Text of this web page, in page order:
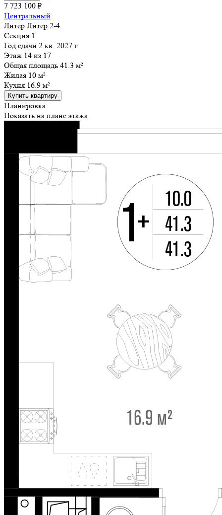
7 723 100 ₽
Центральный
Литер Литер 2-4
Секция 1
Год сдачи 2 кв. 2027 г.
Этаж 14 из 17
Общая площадь 41.3 м²
Жилая 10 м²
Кухня 16.9 м²
Купить квартиру
Планировка
Показать на плане этажа